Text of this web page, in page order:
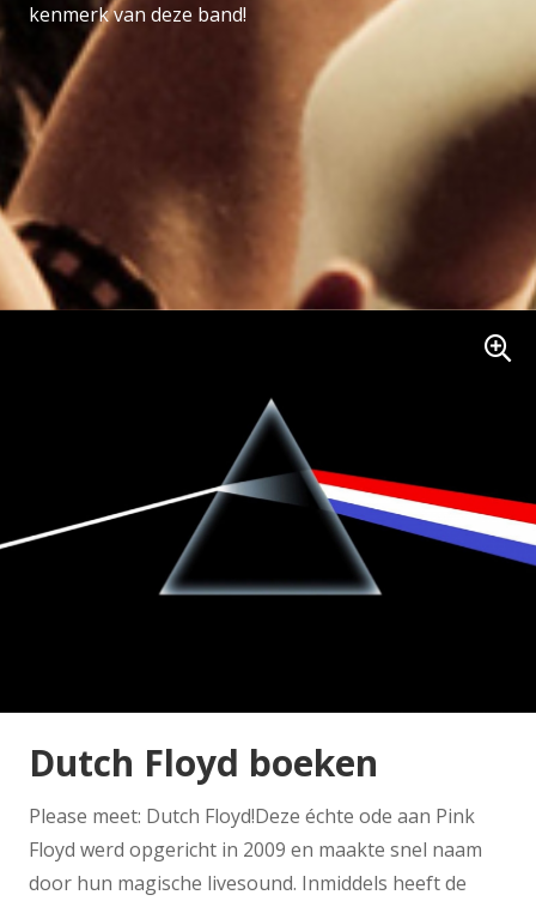
kenmerk van deze band!
Dutch Floyd boeken
Please meet: Dutch Floyd!Deze échte ode aan Pink
Floyd werd opgericht in 2009 en maakte snel naam
door hun magische livesound. Inmiddels heeft de